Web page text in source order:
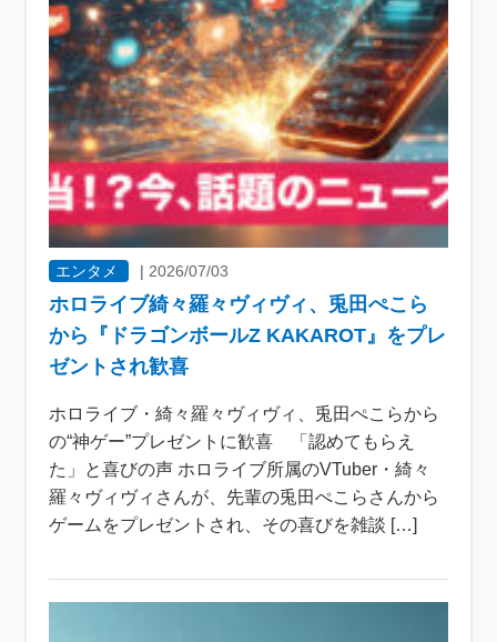
エンタメ |2026/07/03
ホロライブ綺々羅々ヴィヴィ、兎田ぺこら
から『ドラゴンボールZ KAKAROT』をプレ
ゼントされ歓喜
ホロライブ・綺々羅々ヴィヴィ、兎田ぺこらから
の“神ゲー”プレゼントに歓喜 「認めてもらえ
た」と喜びの声 ホロライブ所属のVTuber・綺々
羅々ヴィヴィさんが、先輩の兎田ぺこらさんから
ゲームをプレゼントされ、その喜びを雑談 […]